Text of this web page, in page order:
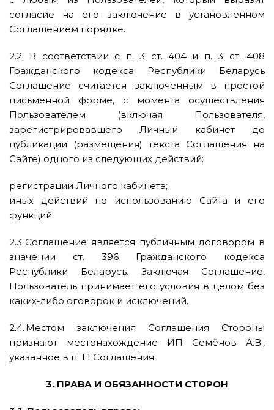
согласие на его заключение в установленном
Соглашением порядке.
2.2. В соответствии с п. 3 ст. 404 и п. 3 ст. 408
Гражданского кодекса Республики Беларусь
Соглашение считается заключенным в простой
письменной форме, с момента осуществления
Пользователем (включая Пользователя,
зарегистрировавшего Личный кабинет до
публикации (размещения) текста Соглашения на
Сайте) одного из следующих действий:
регистрации Личного кабинета;
иных действий по использованию Сайта и его
функций.
2.3. Соглашение является публичным договором в
значении ст. 396 Гражданского кодекса
Республики Беларусь. Заключая Соглашение,
Пользователь принимает его условия в целом без
каких-либо оговорок и исключений.
2.4. Местом заключения Соглашения Стороны
признают местонахождение ИП Семёнов А.В.,
указанное в п. 1.1 Соглашения.
3. ПРАВА И ОБЯЗАННОСТИ СТОРОН